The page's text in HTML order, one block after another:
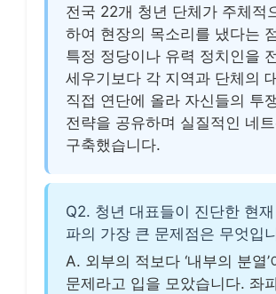
전국 22개 청년 단체가 주체적
하여 현장의 목소리를 냈다는
특정 정당이나 유력 정치인을
세우기보다 각 지역과 단체의
직접 연단에 올라 자신들의 투
전략을 공유하며 실질적인 네
구축했습니다.
Q2. 청년 대표들이 진단한 현
파의 가장 큰 문제점은 무엇입
A. 외부의 적보다 ‘내부의 분열’
문제라고 입을 모았습니다. 좌